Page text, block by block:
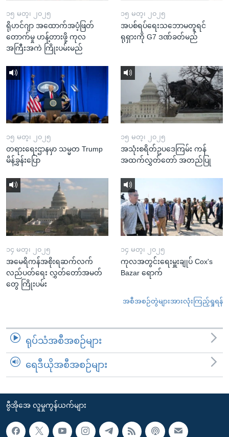
၁၅ မတ္၊ ၂၀၂၅
ရိုဟင်ဂျာ အထောက်အပံ့ဖြတ်
တောက်မှု ဟန့်တားဖို့ ကုလ
အကြီးအကဲ ကြိုးပမ်းမည်
၁၅ မတ္၊ ၂၀၂၅
အပစ်ရပ်ရေးသဘောမတူရင်
ရုရှားကို G7 ဒဏ်ခတ်မည်
၁၅ မတ္၊ ၂၀၂၅
တရားရေးဌာနမှာ သမ္မတ Trump
မိန့်ခွန်းပြော
၁၅ မတ္၊ ၂၀၂၅
အသုံးစရိတ်ဥပဒေကြမ်း ကန်
အထက်လွှတ်တော် အတည်ပြု
၁၄ မတ္၊ ၂၀၂၅
အမေရိကန်အစိုးရဆက်လက်
လည်ပတ်ရေး လွှတ်တော်အမတ်
တွေ ကြိုးပမ်း
၁၄ မတ္၊ ၂၀၂၅
ကုလအတွင်းရေးမှူးချုပ် Cox's
Bazar ရောက်
အစီအစဉ်တွဲများအားလုံးကြည့်ရှုရန်
ရုပ်သံအစီအစဉ်များ
ရေဒီယိုအစီအစဉ်များ
ဗွီအိုအေ လူမှုကွန်ယက်များ